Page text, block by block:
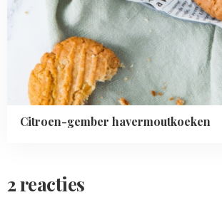
Citroen-gember havermoutkoeken
2 reacties